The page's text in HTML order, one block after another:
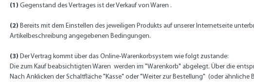
(1)Gegenstand des Vertrages ist der Verkauf von Waren .
(2)Bereits mit dem Einstellen des jeweiligen Produkts auf unserer Internetseite
Artikelbeschreibung angegebenen Bedingungen.
(3)Der Vertrag kommt über das Online-Warenkorbsystem wie folgt zustande:
Die zum Kauf beabsichtigten Waren werden im "Warenkorb" abgelegt. Über die
Nach Anklicken der Schaltfläche "Kasse" oder "Weiter zur Bestellung" (oder ähnliche